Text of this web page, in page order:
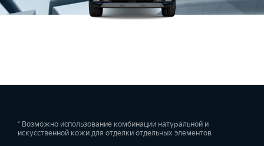
* Возможно использование комбинации натуральной и
искусственной кожи для отделки отдельных элементов